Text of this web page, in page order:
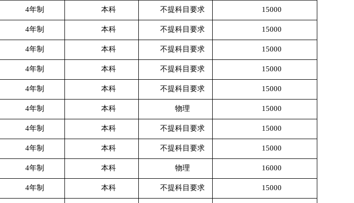
4年制 本科 不提科目要求 15000
4年制 本科 不提科目要求 15000
4年制 本科 不提科目要求 15000
4年制 本科 不提科目要求 15000
4年制 本科 不提科目要求 15000
4年制 本科 物理 15000
4年制 本科 不提科目要求 15000
4年制 本科 不提科目要求 15000
4年制 本科 物理 16000
4年制 本科 不提科目要求 15000